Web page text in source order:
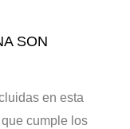
SON
en esta
cumple los